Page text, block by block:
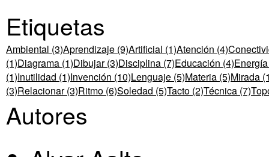
Etiquetas
Ambiental (3)Aprendizaje (9)Artificial (1)Atención (4)
(1)Diagrama (1)Dibujar (3)Disciplina (7)Educación (4)
(1)Inutilidad (1)Invención (10)Lenguaje (5)Materia (5)Mirada
(3)Relacionar (3)Ritmo (6)Soledad (5)Tacto (2)Técnica (7)
Autores